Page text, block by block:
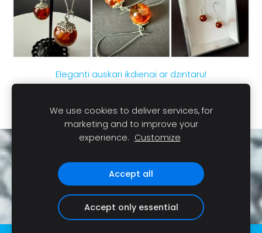
Eleganti auskari ikdienai ar dzintaru!
We use cookies to deliver services, for
marketing and to improve your
experience. Customize
Accept all
Accept only essential